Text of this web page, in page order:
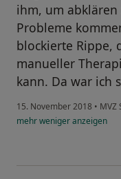
ihm, um abklären
Probleme
blockierte Rippe,
manueller
kann. Da war ich
15. November 2018 • MVZ
mehrwenigeranzeigen